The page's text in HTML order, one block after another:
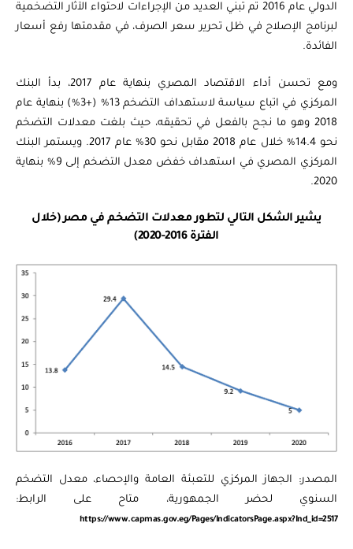
الدولي عام 2016 تم تبني العديد من الإجراءات لاحتواء الآثار التضخمية
لبرنامج الإصلاح في ظل تحرير سعر الصرف، في مقدمتها رفع أسعار
الفائدة.
ومع تحسن أداء الاقتصاد المصري بنهاية عام 2017، بدأ البنك
المركزي في اتباع سياسة لاستهداف التضخم 13% (+3%) بنهاية عام
2018 وهو ما نجح بالفعل في تحقيقه، حيث بلغت معدلات التضخم
نحو 14.4% خلال عام 2018 مقابل نحو 30% عام 2017. ويستمر البنك
المركزي المصري في استهداف خفض معدل التضخم إلى 9% بنهاية
2020.
يشير الشكل التالي لتطور معدلات التضخم في مصر (خلال
الفترة 2016-2020)
المصدر: الجهاز المركزي للتعبئة العامة والإحصاء، معدل التضخم
السنوي لحضر الجمهورية، متاح على الرابط:
https://www.capmas.gov.eg/Pages/IndicatorsPage.aspx?Ind_id=2517